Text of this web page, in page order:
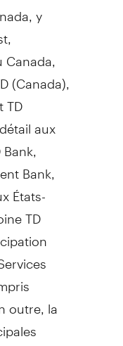
, y
Canada
(Canada),
aux
Bank,
États-
TD
outre, la